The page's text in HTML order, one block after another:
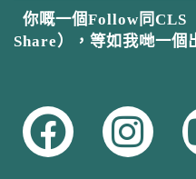
你嘅一個Follow同CLS
Share），等如我哋一個